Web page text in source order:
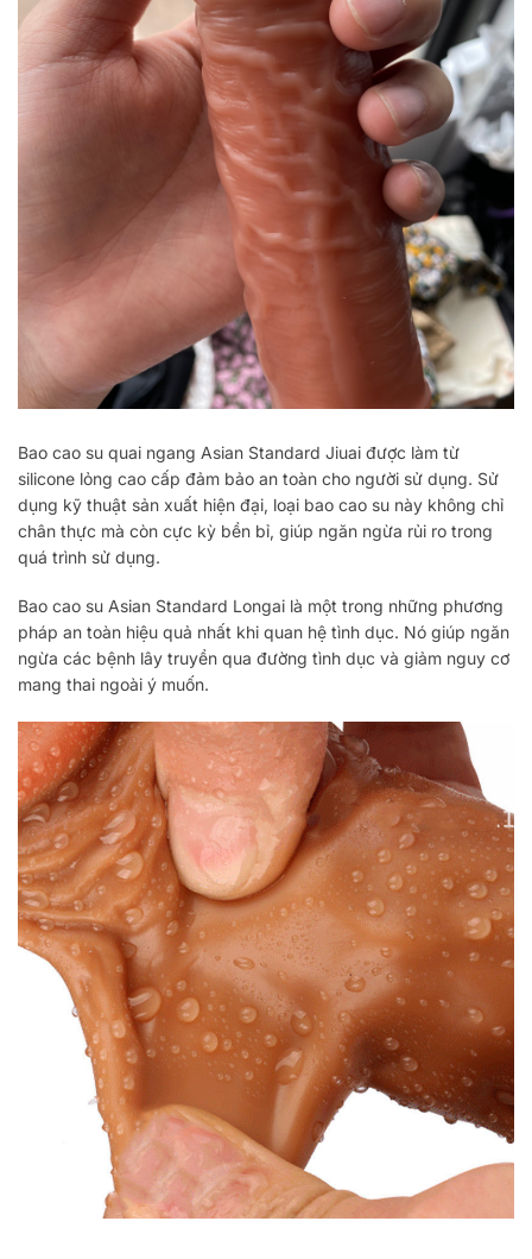
Bao cao su quai ngang Asian Standard Jiuai được làm từ
silicone lỏng cao cấp đảm bảo an toàn cho người sử dụng. Sử
dụng kỹ thuật sản xuất hiện đại, loại bao cao su này không chỉ
chân thực mà còn cực kỳ bền bỉ, giúp ngăn ngừa rủi ro trong
quá trình sử dụng.
Bao cao su Asian Standard Longai là một trong những phương
pháp an toàn hiệu quả nhất khi quan hệ tình dục. Nó giúp ngăn
ngừa các bệnh lây truyền qua đường tình dục và giảm nguy cơ
mang thai ngoài ý muốn.